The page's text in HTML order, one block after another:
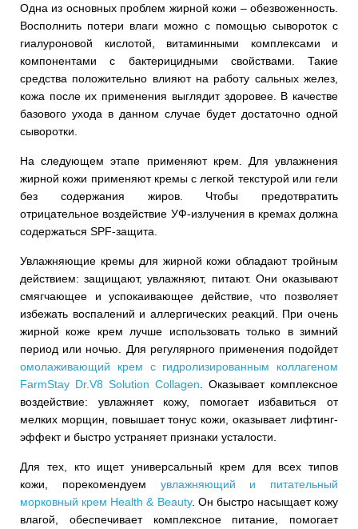
Одна из основных проблем жирной кожи – обезвоженность.
Восполнить потери влаги можно с помощью сывороток с
гиалуроновой кислотой, витаминными комплексами и
компонентами с бактерицидными свойствами. Такие
средства положительно влияют на работу сальных желез,
кожа после их применения выглядит здоровее. В качестве
базового ухода в данном случае будет достаточно одной
сыворотки.
На следующем этапе применяют крем. Для увлажнения
жирной кожи применяют кремы с легкой текстурой или гели
без содержания жиров. Чтобы предотвратить
отрицательное воздействие УФ-излучения в кремах должна
содержаться SPF-защита.
Увлажняющие кремы для жирной кожи обладают тройным
действием: защищают, увлажняют, питают. Они оказывают
смягчающее и успокаивающее действие, что позволяет
избежать воспалений и аллергических реакций. При очень
жирной коже крем лучше использовать только в зимний
период или ночью. Для регулярного применения подойдет
омолаживающий крем с гидролизированным коллагеном
FarmStay Dr.V8 Solution Collagen . Оказывает комплексное
воздействие: увлажняет кожу, помогает избавиться от
мелких морщин, повышает тонус кожи, оказывает лифтинг-
эффект и быстро устраняет признаки усталости.
Для тех, кто ищет универсальный крем для всех типов
кожи, порекомендуем увлажняющий и питательный
морковный крем Health & Beauty. Он быстро насыщает кожу
влагой, обеспечивает комплексное питание, помогает